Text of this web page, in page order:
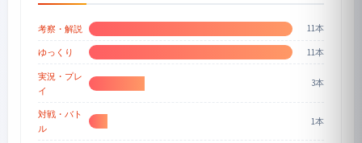
考察・解説 11本
ゆっくり 11本
実況・プレ
イ
3本
対戦・バト
ル
1本